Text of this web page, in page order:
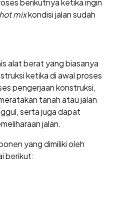
berikutnya ketika ingin
hot mixkondisi jalan sudah
alat berat yang biasanya
ketika di awal proses
pengerjaan konstruksi,
tanah atau jalan
serta juga dapat
jalan.
yang dimiliki oleh
berikut: